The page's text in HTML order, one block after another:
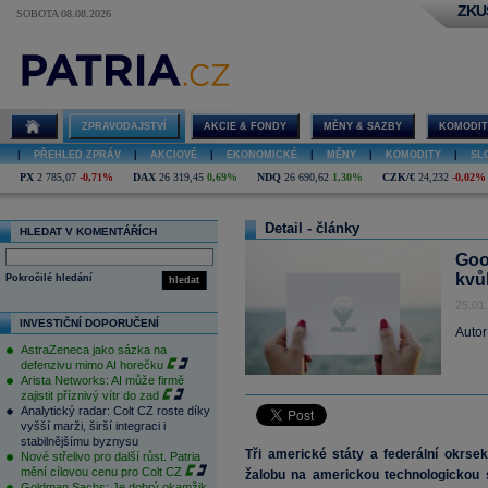
SOBOTA 08.08.2026
ZPRAVODAJSTVÍ AKCIE & FONDY MĚNY & SAZBY
PŘEHLED ZPRÁV AKCIOVÉ EKONOMICKÉ MĚNY KOMODITY
PX 2 785,07 -0,71% DAX 26 319,45 0,69% NDQ 26 690,62 1,30% CZK/€ 24,232 -0,02%
HLEDAT V KOMENTÁŘÍCH
hledat
Pokročilé hledání
INVESTIČNÍ DOPORUČENÍ
AstraZeneca jako sázka na
defenzivu mimo AI horečku
Arista Networks: AI může firmě
zajistit příznivý vítr do zad
Analytický radar: Colt CZ roste díky
vyšší marži, širší integraci i
stabilnějšímu byznysu
Nové střelivo pro další růst. Patria
mění cílovou cenu pro Colt CZ
Detail - články
Tři americké státy a federální
žalobu na americkou